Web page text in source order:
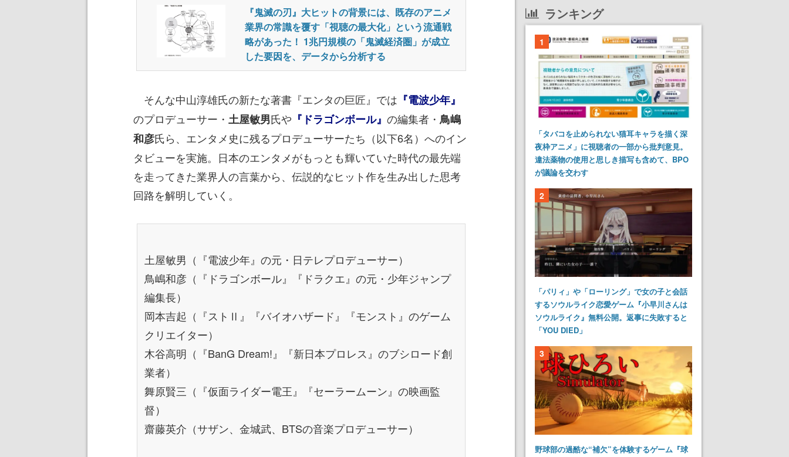
『鬼滅の刃』大ヒットの背景には、既存のアニメ
業界の常識を覆す「視聴の最大化」という流通戦
略があった！ 1兆円規模の「鬼滅経済圏」が成立
した要因を、データから分析する
そんな中山淳雄氏の新たな著書『エンタの巨匠』では 『電波少年』
のプロデューサー・ 土屋敏男氏や 『ドラゴンボール』 の編集者・ 鳥嶋
和彦氏ら、エンタメ史に残るプロデューサーたち（以下6名）へのイン
タビューを実施。日本のエンタメがもっとも輝いていた時代の最先端
を走ってきた業界人の言葉から、伝説的なヒット作を生み出した思考
回路を解明していく。
土屋敏男（『電波少年』の元・日テレプロデューサー）
鳥嶋和彦（『ドラゴンボール』『ドラクエ』の元・少年ジャンプ
編集長）
岡本吉起（『ストⅡ』『バイオハザード』『モンスト』のゲーム
クリエイター）
木谷高明（『BanG Dream!』『新日本プロレス』のブシロード創
業者）
舞原賢三（『仮面ライダー電王』『セーラームーン』の映画監
督）
齋藤英介（サザン、金城武、BTSの音楽プロデューサー）
ランキング
1
「タバコを止められない猫耳キャラを描く深
夜枠アニメ」に視聴者の一部から批判意見。
違法薬物の使用と思しき描写も含めて、BPO
が議論を交わす
2
「パリィ」や「ローリング」で女の子と会話
するソウルライク恋愛ゲーム『小早川さんは
ソウルライク』無料公開。返事に失敗すると
「YOU DIED」
3
野球部の過酷な“補欠”を体験するゲーム『球